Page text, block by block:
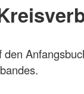
den